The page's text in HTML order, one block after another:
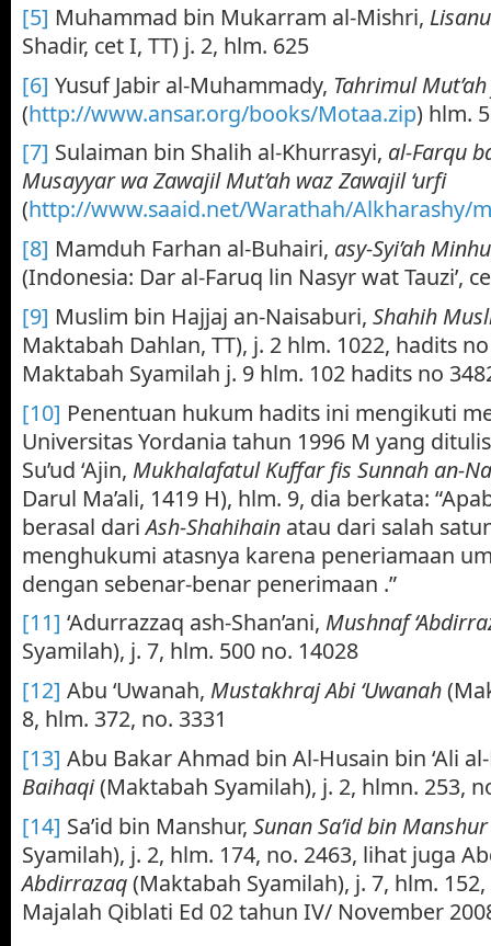
[5] Muhammad bin Mukarram al-Mishri,
Shadir, cet I, TT) j. 2, hlm. 625
[6] Yusuf Jabir al-Muhammady, Tahrimul
(http://www.ansar.org/books/Motaa.zip) hlm. 5
[7] Sulaiman bin Shalih al-Khurrasyi, al-Farqu
Musayyar wa Zawajil Mut’ah waz Zawajil ‘urfi
(http://www.saaid.net/Warathah/Alkharashy/
[8] Mamduh Farhan al-Buhairi, asy-Syi’ah
(Indonesia: Dar al-Faruq lin Nasyr wat Tauzi’,
[9] Muslim bin Hajjaj an-Naisaburi, Shahih
Maktabah Dahlan, TT), j. 2 hlm. 1022, hadits
Maktabah Syamilah j. 9 hlm. 102 hadits no
[10] Penentuan hukum hadits ini mengikuti
Universitas Yordania tahun 1996 M yang
Su’ud ‘Ajin, Mukhalafatul Kuffar fis Sunnah an-
Darul Ma’ali, 1419 H), hlm. 9, dia berkata:
berasal dariAsh-Shahihain atau dari salah
menghukumi atasnya karena peneriamaan
dengan sebenar-benar penerimaan .”
[11] ‘Adurrazzaq ash-Shan’ani, Mushnaf
Syamilah), j. 7, hlm. 500 no. 14028
[12] Abu ‘Uwanah, Mustakhraj Abi ‘Uwanah
8, hlm. 372, no. 3331
[13] Abu Bakar Ahmad bin Al-Husain bin ‘Ali
Baihaqi(Maktabah Syamilah), j. 2, hlmn. 253,
[14] Sa’id bin Manshur, Sunan Sa’id bin Manshur
Syamilah), j. 2, hlm. 174, no. 2463, lihat juga
Abdirrazaq(Maktabah Syamilah), j. 7, hlm.
Majalah Qiblati Ed 02 tahun IV/ November